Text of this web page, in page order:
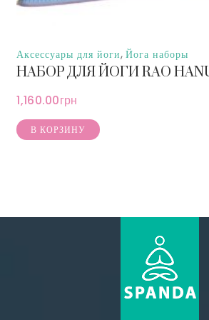
Аксессуары для йоги,Йога наборы
НАБОР ДЛЯ ЙОГИ RAO
1,160.00грн
В КОРЗИНУ